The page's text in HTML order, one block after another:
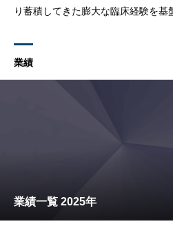
り蓄積してきた膨大な臨床経験を基
の両輪で研究活動を行っています
業績
業績一覧 2025年